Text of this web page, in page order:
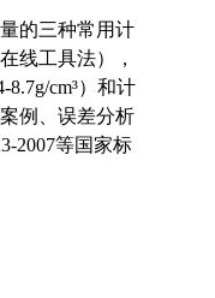
的三种常用计
线工具法），
cm³）和计
例、误差分析
2007等国家标